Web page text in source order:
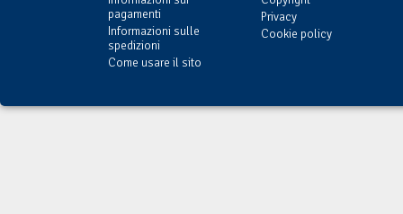
pagamenti
Informazioni sulle
spedizioni
Come usare il sito
Privacy
Cookie policy